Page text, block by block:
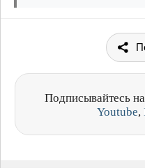
Подписывайтесь
Youtube,